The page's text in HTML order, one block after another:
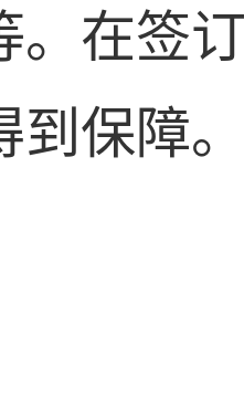
。在签
保障。